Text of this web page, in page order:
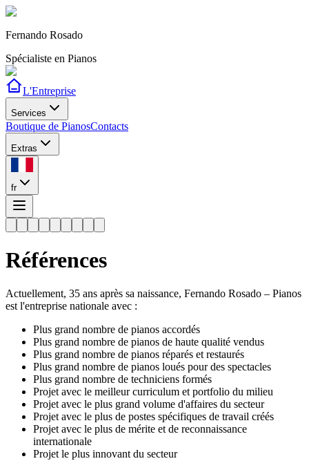
Fernando Rosado
Spécialiste en Pianos
L'Entreprise
Services
Boutique de PianosContacts
Extras
fr
Références
Actuellement, 35 ans après sa naissance, Fernando Rosado – Pianos
est l'entreprise nationale avec :
Plus grand nombre de pianos accordés
Plus grand nombre de pianos de haute qualité vendus
Plus grand nombre de pianos réparés et restaurés
Plus grand nombre de pianos loués pour des spectacles
Plus grand nombre de techniciens formés
Projet avec le meilleur curriculum et portfolio du milieu
Projet avec le plus grand volume d'affaires du secteur
Projet avec le plus de postes spécifiques de travail créés
Projet avec le plus de mérite et de reconnaissance
internationale
Projet le plus innovant du secteur